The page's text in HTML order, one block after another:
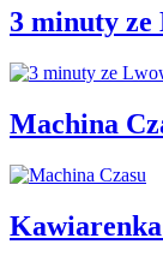
3 minuty ze
Machina